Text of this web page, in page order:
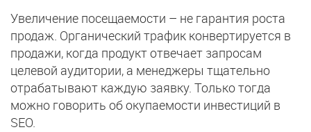
Увеличение посещаемости – не гарантия роста
продаж. Органический трафик конвертируется в
продажи, когда продукт отвечает запросам
целевой аудитории, а менеджеры тщательно
отрабатывают каждую заявку. Только тогда
можно говорить об окупаемости инвестиций в
SEO.